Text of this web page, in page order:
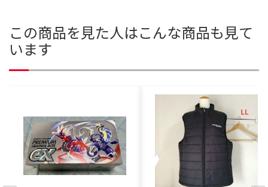
この商品を見た人はこんな商品も見て
います